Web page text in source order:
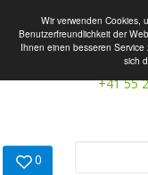
Wir verwenden Cookies,
Benutzerfreundlichkeit der
Ihnen einen besseren
sich
+41 55
0